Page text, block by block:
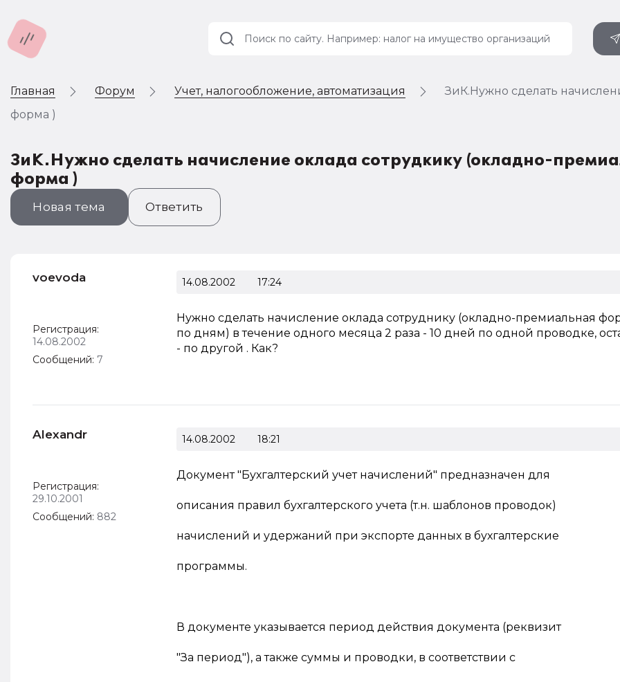
Главная Форум Учет, налогообложение, автоматизация
ЗиК.Нужно сделать
форма )
ЗиК.Нужно сделать начисление оклада сотрудкику (окладно-
форма )
Новая тема Ответить
voevoda
Регистрация:
14.08.2002
Сообщений: 7
14.08.2002 17:24
Нужно сделать начисление оклада сотруднику (окладно-премиальная
по дням) в течение одного месяца 2 раза - 10 дней по одной проводке,
- по другой . Как?
Alexandr
Регистрация:
29.10.2001
Сообщений: 882
14.08.2002 18:21
Документ "Бухгалтерский учет начислений" предназначен для
описания правил бухгалтерского учета (т.н. шаблонов проводок)
начислений и удержаний при экспорте данных в бухгалтерские
программы.
В документе указывается период действия документа (реквизит
"За период"), а также суммы и проводки, в соответствии с
Учет и
налогообложение